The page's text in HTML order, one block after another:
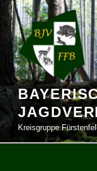
Zum
Inhalt
springen
Kreisgruppe